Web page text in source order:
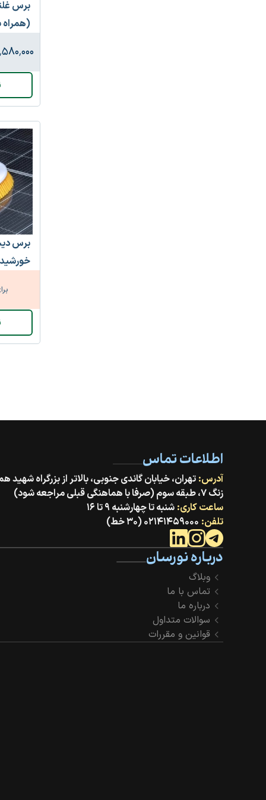
برس
(همراه
برس
اطلاعات تماس
آدرس:
زنگ ۷، طبقه سوم (صرفا با هماهنگی قبلی مراجعه شود)
ساعت کاری: شنبه تا چهارشنبه ۹ تا ۱۶
تلفن: ۰۲۱۴۱۴۵۹۰۰۰ (۳۰ خط)
درباره نورسان
وبلاگ
تماس با ما
درباره ما
سوالات متداول
قوانین و مقررات